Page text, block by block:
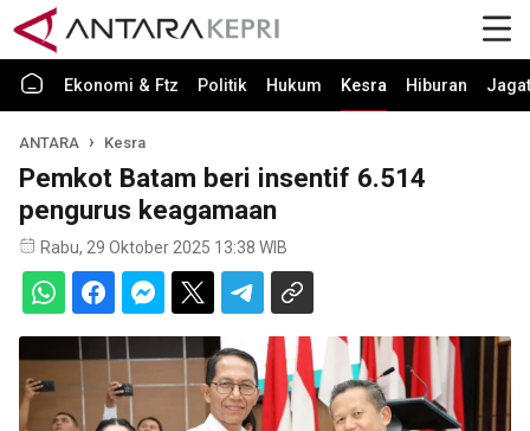
Ekonomi & Ftz Politik Hukum Kesra Hiburan Jagat
ANTARA Kesra
Pemkot Batam beri insentif 6.514
pengurus keagamaan
Rabu, 29 Oktober 2025 13:38 WIB